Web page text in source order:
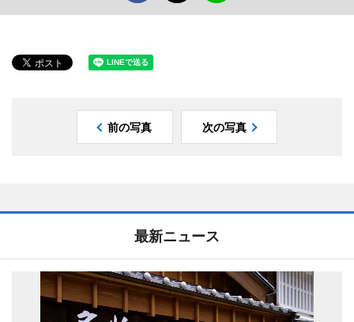
前の写真 次の写真
最新ニュース